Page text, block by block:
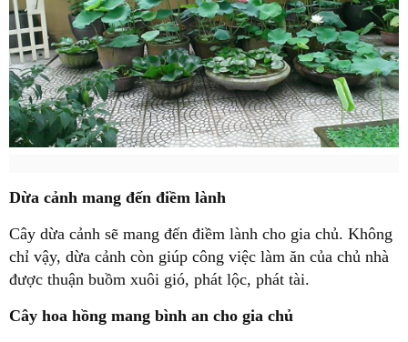
Dừa cảnh mang đến điềm lành
Cây dừa cảnh sẽ mang đến điềm lành cho gia chủ. Không
chỉ vậy, dừa cảnh còn giúp công việc làm ăn của chủ nhà
được thuận buồm xuôi gió, phát lộc, phát tài.
Cây hoa hồng mang bình an cho gia chủ